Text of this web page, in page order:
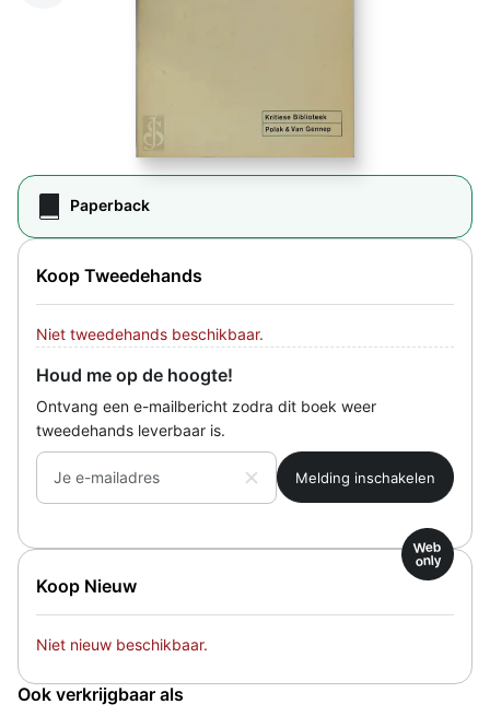
Paperback
Koop Tweedehands
Niet tweedehands beschikbaar.
Houd me op de hoogte!
Ontvang een e-mailbericht zodra dit boek weer
tweedehands leverbaar is.
Je e-mailadres
Koop Nieuw
Web
only
Niet nieuw beschikbaar.
Ook verkrijgbaar als